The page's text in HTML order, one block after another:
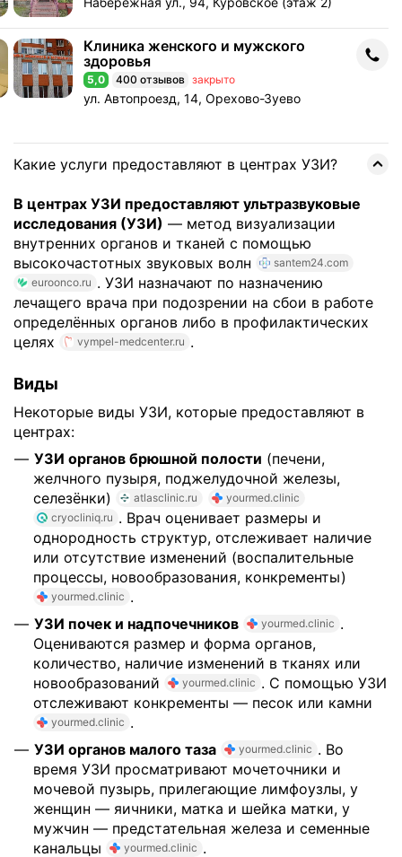
Клиника женского и мужского здоровья
Клиника женского и мужского
здоровья
Рейтинг 5,0 из 5
5,0 400 отзывов закрыто
Адрес: ул. Автопроезд, 14, Орехово-Зуево .
ул. Автопроезд, 14, Орехово-Зуево
Какие услуги предоставляют в центрах УЗИ?
В центрах УЗИ предоставляют ультразвуковые
исследования (УЗИ) — метод визуализации
внутренних органов и тканей с помощью
высокочастотных звуковых волн
santem24.com
euroonco.ru . УЗИ назначают по назначению
лечащего врача при подозрении на сбои в работе
определённых органов либо в профилактических
целях
vympel-medcenter.ru .
Виды
Некоторые виды УЗИ, которые предоставляют в
центрах:
УЗИ органов брюшной полости (печени,
желчного пузыря, поджелудочной железы,
селезёнки)
atlasclinic.ru
yourmed.clinic
cryocliniq.ru . Врач оценивает размеры и
однородность структур, отслеживает наличие
или отсутствие изменений (воспалительные
процессы, новообразования, конкременты)
yourmed.clinic .
УЗИ почек и надпочечников
yourmed.clinic .
Оцениваются размер и форма органов,
количество, наличие изменений в тканях или
новообразований
yourmed.clinic . С помощью УЗИ
отслеживают конкременты — песок или камни
yourmed.clinic .
УЗИ органов малого таза
yourmed.clinic . Во
время УЗИ просматривают мочеточники и
мочевой пузырь, прилегающие лимфоузлы, у
женщин — яичники, матка и шейка матки, у
мужчин — предстательная железа и семенные
канальцы
yourmed.clinic .